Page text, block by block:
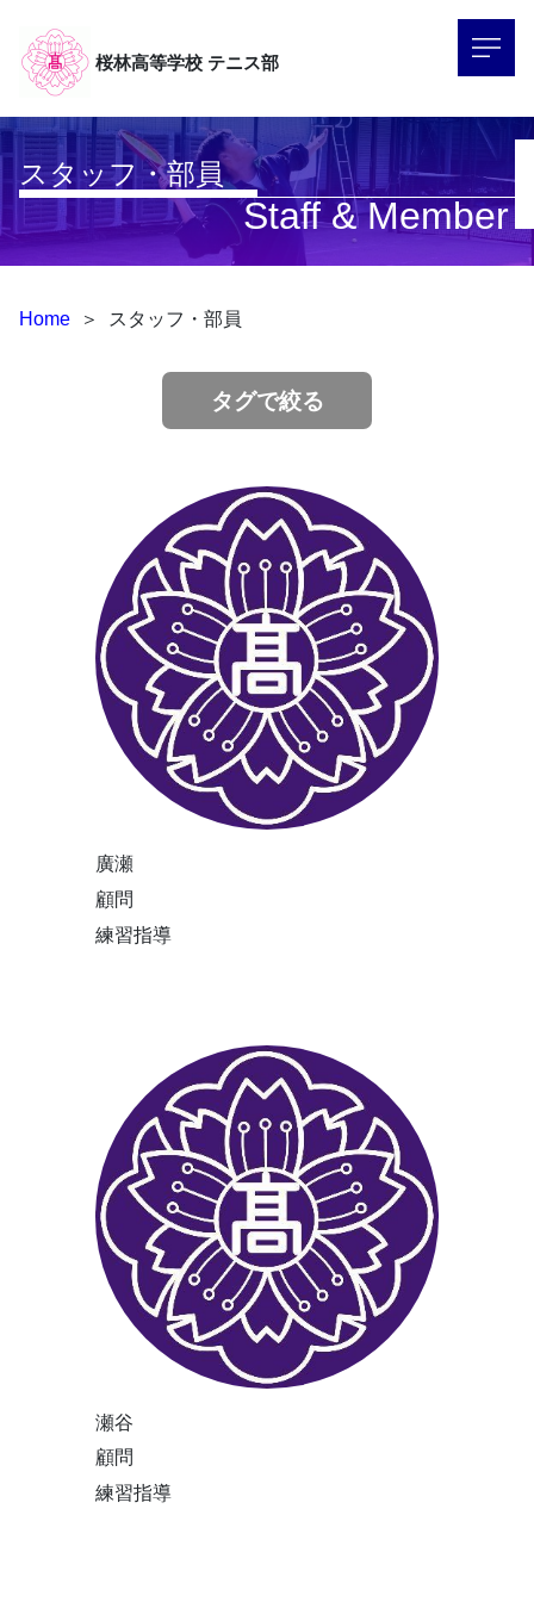
桜林高等学校 テニス部
スタッフ・部員
Staff & Member
Home ＞ スタッフ・部員
タグで絞る
廣瀬
顧問
練習指導
瀬谷
顧問
練習指導